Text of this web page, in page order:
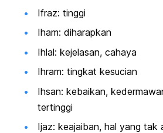
Ifraz: tinggi
Iham: diharapkan
Ihlal: kejelasan, cahaya
Ihram: tingkat kesucian
Ihsan: kebaikan,
tertinggi
Ijaz: keajaiban, hal yang tak